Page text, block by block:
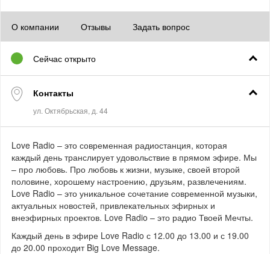
О компании Отзывы Задать вопрос
Сейчас открыто
Контакты
Love Radio – это современная радиостанция, которая
каждый день транслирует удовольствие в прямом эфире. Мы
– про любовь. Про любовь к жизни, музыке, своей второй
половине, хорошему настроению, друзьям, развлечениям.
Love Radio – это уникальное сочетание современной музыки,
актуальных новостей, привлекательных эфирных и
внеэфирных проектов. Love Radio – это радио Твоей Мечты.
Каждый день в эфире Love Radio с 12.00 до 13.00 и с 19.00
до 20.00 проходит Big Love Message.